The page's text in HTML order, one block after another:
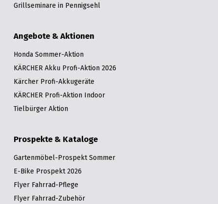
Grillseminare in Pennigsehl
Angebote & Aktionen
Honda Sommer-Aktion
KÄRCHER Akku Profi-Aktion 2026
Kärcher Profi-Akkugeräte
KÄRCHER Profi-Aktion Indoor
Tielbürger Aktion
Prospekte & Kataloge
Gartenmöbel-Prospekt Sommer
E-Bike Prospekt 2026
Flyer Fahrrad-Pflege
Flyer Fahrrad-Zubehör